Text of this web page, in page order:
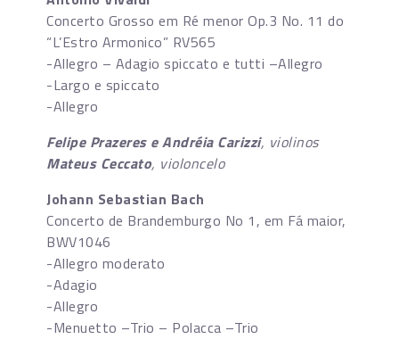
Concerto Grosso em Ré menor Op.3 No. 11 do
“L’Estro Armonico” RV565
-Allegro – Adagio spiccato e tutti –Allegro
-Largo e spiccato
-Allegro
Felipe Prazeres e Andréia Carizzi, violinos
Mateus Ceccato, violoncelo
Johann Sebastian Bach
Concerto de Brandemburgo No 1, em Fá maior,
BWV1046
-Allegro moderato
-Adagio
-Allegro
-Menuetto –Trio – Polacca –Trio